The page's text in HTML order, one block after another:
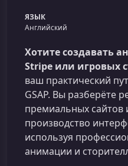
ЯЗЫК
Английский
Хотите создавать
Stripe или игровых
ваш практический
GSAP. Вы разберёте
премиальных сайтов
производство
используя
анимации и